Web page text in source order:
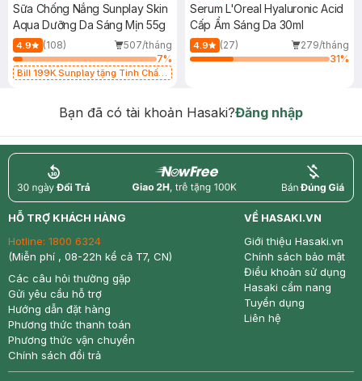
Sữa Chống Nắng Sunplay Skin
Aqua Dưỡng Da Sáng Mịn 55g
4.9 (108)
507/tháng
7%
Bill 199K Sunplay tặng Tinh Chất
Serum L'Oreal Hyaluronic Acid
Cấp Ẩm Sáng Da 30ml
4.9 (27)
279/tháng
31%
Bạn đã có tài khoản Hasaki?Đăng nhập
return nowfree price
HỖ TRỢ KHÁCH HÀNG
Hotline: 1800 6324
(Miễn phí , 08-22h kể cả T7, CN)
Các câu hỏi thường gặp
Gửi yêu cầu hỗ trợ
Hướng dẫn đặt hàng
Phương thức thanh toán
Phương thức vận chuyển
Chính sách đổi trả
VỀ HASAKI.VN
Giới thiệu Hasaki.vn
Chính sách bảo mật
Điều khoản sử dụng
Hasaki cẩm nang
Tuyển dụng
Liên hệ